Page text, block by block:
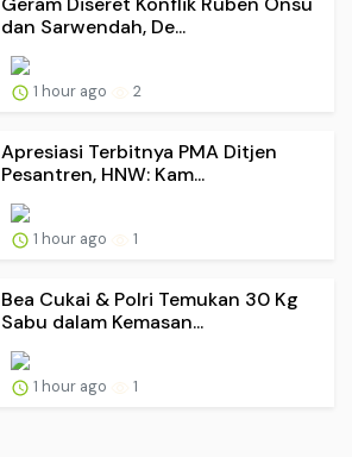
dan Sarwendah, De...
1 hour ago 2
Apresiasi Terbitnya PMA Ditjen
Pesantren, HNW: Kam...
1 hour ago 1
Bea Cukai & Polri Temukan 30 Kg
Sabu dalam Kemasan...
1 hour ago 1